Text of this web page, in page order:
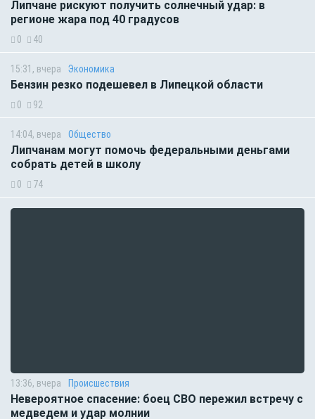
Липчане рискуют получить солнечный удар: в
регионе жара под 40 градусов
0 40
15:31, вчера Экономика
Бензин резко подешевел в Липецкой области
0 92
14:04, вчера Общество
Липчанам могут помочь федеральными деньгами
собрать детей в школу
0 74
13:36, вчера Происшествия
Невероятное спасение: боец СВО пережил встречу с
медведем и удар молнии